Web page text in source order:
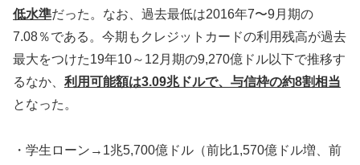
低水準だった。なお、過去最低は2016年7〜9月期の
7.08％である。今期もクレジットカードの利用残高が過去
最大をつけた19年10～12月期の9,270億ドル以下で推移す
るなか、 利用可能額は3.09兆ドルで、与信枠の約8割相当
となった。
・学生ローン→1兆5,700億ドル（前比1,570億ドル増、前